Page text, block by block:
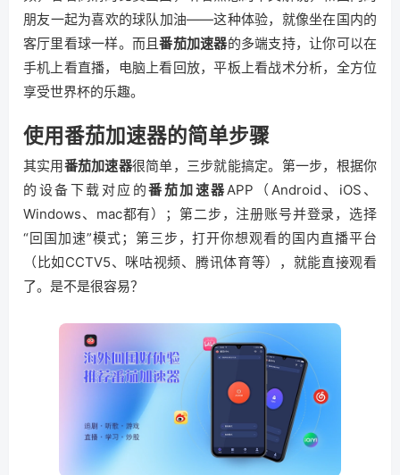
朋友一起为喜欢的球队加油——这种体验，就像坐在国内的
客厅里看球一样。而且番茄加速器的多端支持，让你可以在
手机上看直播，电脑上看回放，平板上看战术分析，全方位
享受世界杯的乐趣。
使用番茄加速器的简单步骤
其实用番茄加速器很简单，三步就能搞定。第一步，根据你
的设备下载对应的番茄加速器APP（Android、iOS、
Windows、mac都有）；第二步，注册账号并登录，选择
“回国加速”模式；第三步，打开你想观看的国内直播平台
（比如CCTV5、咪咕视频、腾讯体育等），就能直接观看
了。是不是很容易？